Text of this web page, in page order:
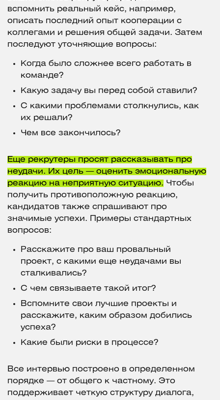
вспомнить реальный кейс, например,
описать последний опыт кооперации с
коллегами и решения общей задачи. Затем
последуют уточняющие вопросы:
Когда было сложнее всего работать в
команде?
Какую задачу вы перед собой ставили?
С какими проблемами столкнулись, как
их решали?
Чем все закончилось?
Еще рекрутеры просят рассказывать про
неудачи. Их цель — оценить эмоциональную
реакцию на неприятную ситуацию. Чтобы
получить противоположную реакцию,
кандидатов также спрашивают про
значимые успехи. Примеры стандартных
вопросов:
Расскажите про ваш провальный
проект, с какими еще неудачами вы
сталкивались?
С чем связываете такой итог?
Вспомните свои лучшие проекты и
расскажите, каким образом добились
успеха?
Какие были риски в процессе?
Все интервью построено в определенном
порядке — от общего к частному. Это
поддерживает четкую структуру диалога,